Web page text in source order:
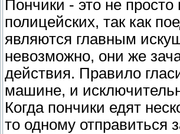
Пончики - это не
полицейских, так как
являются главным
невозможно, они же
действия. Правило
машине, и
Когда пончики едят
то одному отправиться